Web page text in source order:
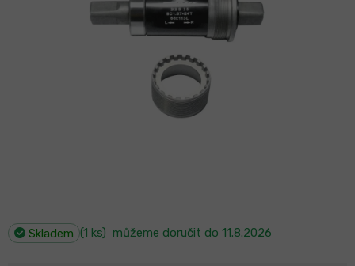
Skladem (1 ks) můžeme doručit do 11.8.2026